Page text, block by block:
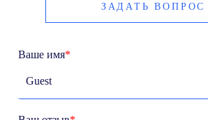
ЗАДАТЬ ВОПРОС
Ваше имя*